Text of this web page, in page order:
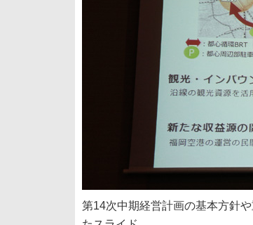
第14次中期経営計画の基本方針